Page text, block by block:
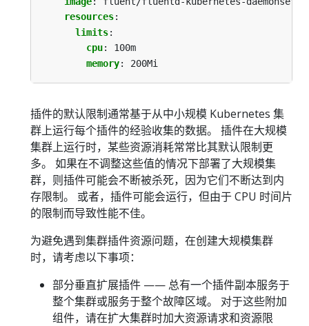
resources:
limits:
cpu:
100m
memory: 200Mi
插件的默认限制通常基于从中小规模 Kubernetes 集
群上运行每个插件的经验收集的数据。 插件在大规模
集群上运行时，某些资源消耗常常比其默认限制更
多。 如果在不调整这些值的情况下部署了大规模集
群，则插件可能会不断被杀死，因为它们不断达到内
存限制。 或者，插件可能会运行，但由于 CPU 时间片
的限制而导致性能不佳。
为避免遇到集群插件资源问题，在创建大规模集群
时，请考虑以下事项：
部分垂直扩展插件 —— 总有一个插件副本服务于
整个集群或服务于整个故障区域。 对于这些附加
组件，请在扩大集群时加大资源请求和资源限